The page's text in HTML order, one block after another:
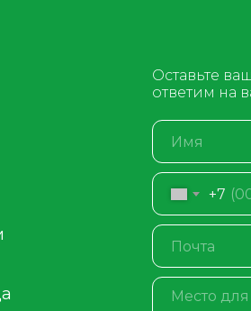
Оставьте
ответим на
+7